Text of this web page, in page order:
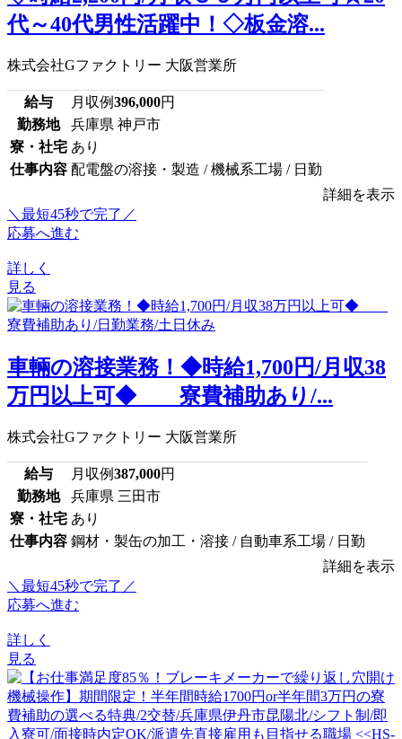
代～40代男性活躍中！◇板金溶...
株式会社Gファクトリー 大阪営業所
給与 月収例396,000円
勤務地
兵庫県 神戸市
寮・社宅 あり
仕事内容 配電盤の溶接・製造 / 機械系工場 / 日勤
詳細を表示
＼最短45秒で完了／
応募へ進む
詳しく
見る
車輛の溶接業務！◆時給1,700円/月収38
万円以上可◆ 寮費補助あり/...
株式会社Gファクトリー 大阪営業所
給与 月収例387,000円
勤務地
兵庫県 三田市
寮・社宅 あり
仕事内容 鋼材・製缶の加工・溶接 / 自動車系工場 / 日勤
詳細を表示
＼最短45秒で完了／
応募へ進む
詳しく
見る